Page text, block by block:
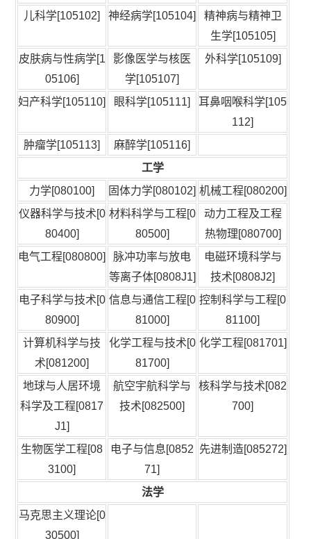
儿科学[105102] 神经病学[105104]
精神病与精神卫
生学[105105]
皮肤病与性病学[1
05106]
影像医学与核医
学[105107]
外科学[105109]
妇产科学[105110] 眼科学[105111]
耳鼻咽喉科学[105
112]
肿瘤学[105113]
麻醉学[105116]
工学
力学[080100]
固体力学[080102] 机械工程[080200]
仪器科学与技术[0
80400]
材料科学与工程[0
80500]
动力工程及工程
热物理[080700]
电气工程[080800]
脉冲功率与放电
等离子体[0808J1]
电磁环境科学与
技术[0808J2]
电子科学与技术[0
80900]
信息与通信工程[0
81000]
控制科学与工程[0
81100]
计算机科学与技
术[081200]
化学工程与技术[0
81700]
化学工程[081701]
地球与人居环境
科学及工程[0817
J1]
航空宇航科学与
技术[082500]
核科学与技术[082
700]
生物医学工程[08
3100]
电子与信息[0852
71]
先进制造[085272]
法学
马克思主义理论[0
30500]